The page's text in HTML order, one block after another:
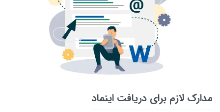
مدارک لازم برای دریافت اینماد